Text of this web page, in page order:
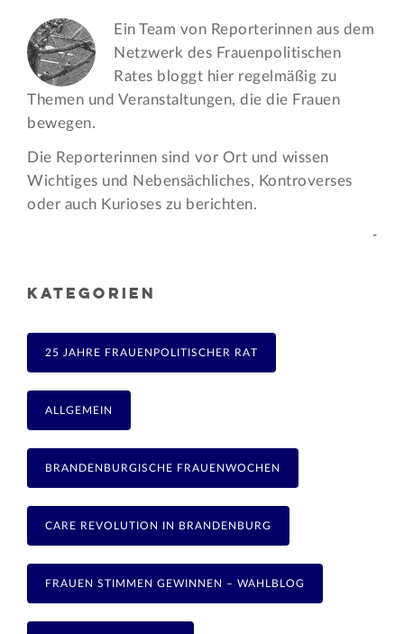
Ein Team von Reporterinnen aus dem
Netzwerk des Frauen­politischen
Rates bloggt hier regelmäßig zu
Themen und Veran­staltungen, die die Frauen
bewegen.
Die Reporterinnen sind vor Ort und wissen
Wichtiges und Nebensächliches, Kontroverses
oder auch Kurioses zu berichten.
-
KATEGORIEN
25 JAHRE FRAUENPOLITISCHER RAT
ALLGEMEIN
BRANDENBURGISCHE FRAUENWOCHEN
CARE REVOLUTION IN BRANDENBURG
FRAUEN STIMMEN GEWINNEN – WAHLBLOG